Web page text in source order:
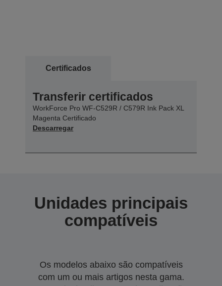
Certificados
Transferir certificados
WorkForce Pro WF-C529R / C579R Ink Pack XL
Magenta Certificado
Descarregar
Unidades principais
compatíveis
Os modelos abaixo são compatíveis
com um ou mais artigos nesta gama.